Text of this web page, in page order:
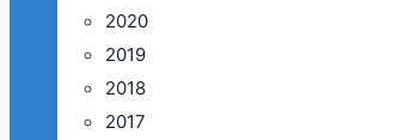
2020
2019
2018
2017